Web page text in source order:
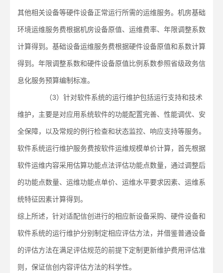
其他相关设备等硬件设备正常运行所需的运维服务。机房基础
环境运维服务费根据机房设备原值、运维费率、年限调整系数
计算得到。基础设备运维服务费根据硬件设备原值和系数计算
得到。年限调整系数和硬件设备原值比例系数参照省级政务信
息化服务预算编制标准。
（3）针对软件系统的运行维护包括运行支持和技术
维护，主要是对应用系统软件的功能配置完善、性能调优、安
全保障，以及常规的例行检查和状态监控、响应支持等服务。
软件系统运行维护服务费按软件运维规模单价计算，首先根据
软件运维内容采用估算功能点法评估功能点数量，通过调整后
的功能点数量、运维功能点单价、运维水平要求因素、运维系
统特征因素计算得到。
综上所述，针对适配信创进行的相应新设备采购、硬件设备和
软件系统的运行维护分别制定相应评估方法，并借鉴普通设备
的评估方法在满足评估规范的前提下定制更新维护费用评估准
则，保证信创内容评估方法的科学性。